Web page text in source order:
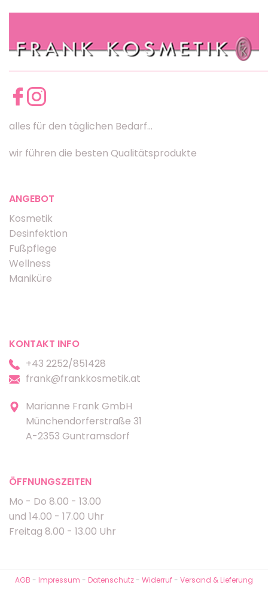
alles für den täglichen Bedarf...
wir führen die besten Qualitätsprodukte
ANGEBOT
Kosmetik
Desinfektion
Fußpflege
Wellness
Maniküre
KONTAKT INFO
+43 2252/851428
frank@frankkosmetik.at
Marianne Frank GmbH
Münchendorferstraße 31
A-2353 Guntramsdorf
ÖFFNUNGSZEITEN
Mo - Do 8.00 - 13.00
und 14.00 - 17.00 Uhr
Freitag 8.00 - 13.00 Uhr
AGB - Impressum - Datenschutz- Widerruf- Versand & Lieferung